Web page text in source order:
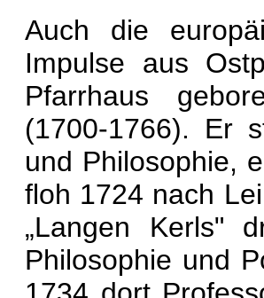
Auch die
Impulse aus
Pfarrhaus
(1700-1766). Er
und Philosophie,
floh 1724 nach
„Langen Kerls"
Philosophie und